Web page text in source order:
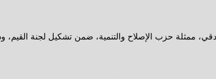
ممثلة حزب الإصلاح والتنمية، ضمن تشكيل لجنة القيم،